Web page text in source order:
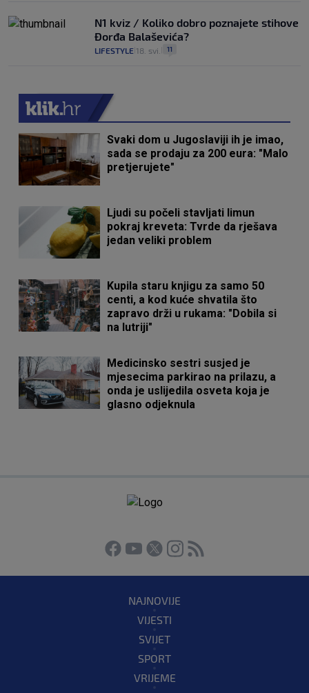
N1 kviz / Koliko dobro poznajete stihove
Đorđa Balaševića?
LIFESTYLE 18. svi. 11
Svaki dom u Jugoslaviji ih je imao,
sada se prodaju za 200 eura: "Malo
pretjerujete"
Ljudi su počeli stavljati limun
pokraj kreveta: Tvrde da rješava
jedan veliki problem
Kupila staru knjigu za samo 50
centi, a kod kuće shvatila što
zapravo drži u rukama: "Dobila si
na lutriji"
Medicinsko sestri susjed je
mjesecima parkirao na prilazu, a
onda je uslijedila osveta koja je
glasno odjeknula
NAJNOVIJE
VIJESTI
SVIJET
SPORT
VRIJEME